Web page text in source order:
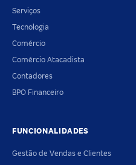
Serviços
Tecnologia
Comércio
Comércio Atacadista
Contadores
BPO Financeiro
FUNCIONALIDADES
Gestão de Vendas e Clientes